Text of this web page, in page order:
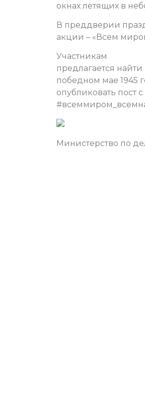
окнах летящих в
В преддверии
акции – «Всем
Участникам
предлагается
победном мае 1945
опубликовать пост
Министерство по